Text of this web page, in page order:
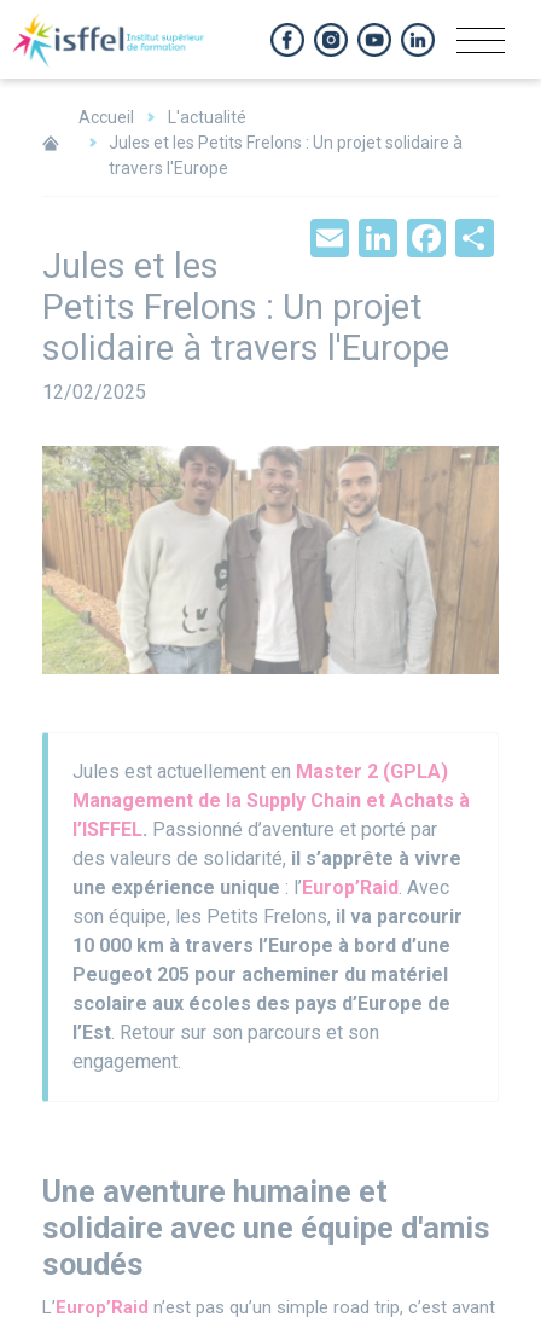
Accueil
L'actualité
Jules et les Petits Frelons : Un projet solidaire à
travers l'Europe
LinkedIn
Email
Jules et les
Petits Frelons : Un projet
solidaire à travers l'Europe
Date
12/02/2025
Jules est actuellement en Master 2 (GPLA)
Management de la Supply Chain et Achats à
l’ISFFEL. Passionné d’aventure et porté par
des valeurs de solidarité, il s’apprête à vivre
une expérience unique : l’Europ’Raid. Avec
son équipe, les Petits Frelons, il va parcourir
10 000 km à travers l’Europe à bord d’une
Peugeot 205 pour acheminer du matériel
scolaire aux écoles des pays d’Europe de
l’Est. Retour sur son parcours et son
engagement.
Une aventure humaine et
solidaire avec une équipe d'amis
soudés
L’Europ’Raid n’est pas qu’un simple road trip, c’est avant
Panneau de gestion des cookies